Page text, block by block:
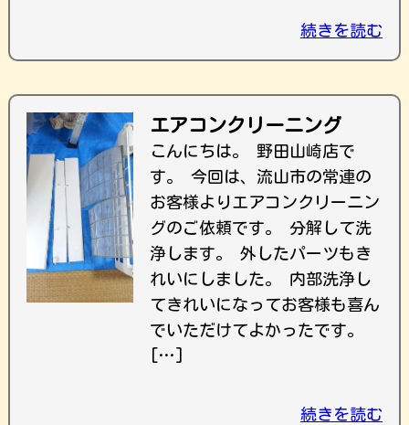
続きを読む
エアコンクリーニング
こんにちは。 野田山崎店で
す。 今回は、流山市の常連の
お客様よりエアコンクリーニン
グのご依頼です。 分解して洗
浄します。 外したパーツもき
れいにしました。 内部洗浄し
てきれいになってお客様も喜ん
でいただけてよかったです。
[…]
続きを読む